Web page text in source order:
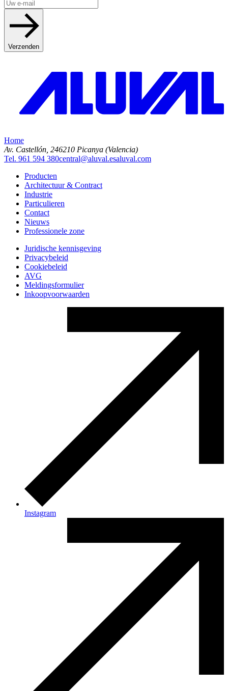
Verzenden
Home
Av. Castellón, 246210 Picanya (Valencia)
Tel. 961 594 380central@aluval.esaluval.com
Producten
Architectuur & Contract
Industrie
Particulieren
Contact
Nieuws
Professionele zone
Juridische kennisgeving
Privacybeleid
Cookiebeleid
AVG
Meldingsformulier
Inkoopvoorwaarden
Instagram